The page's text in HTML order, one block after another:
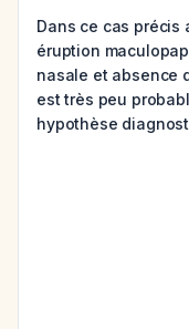
Dans ce cas précis
éruption
nasale et absence
est très peu
hypothèse